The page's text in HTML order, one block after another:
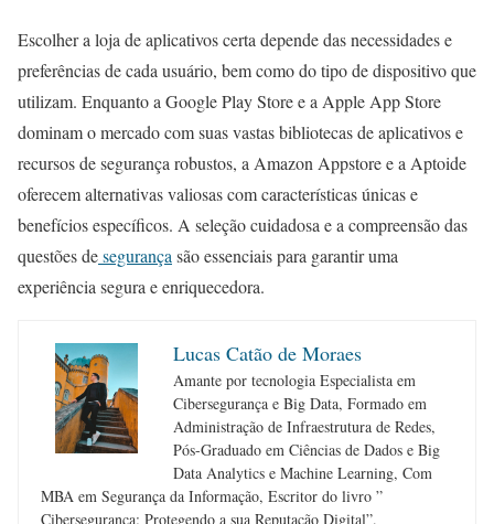
Escolher a loja de aplicativos certa depende das necessidades e
preferências de cada usuário, bem como do tipo de dispositivo que
utilizam. Enquanto a Google Play Store e a Apple App Store
dominam o mercado com suas vastas bibliotecas de aplicativos e
recursos de segurança robustos, a Amazon Appstore e a Aptoide
oferecem alternativas valiosas com características únicas e
benefícios específicos. A seleção cuidadosa e a compreensão das
questões desegurança são essenciais para garantir uma
experiência segura e enriquecedora.
Lucas Catão de Moraes
Amante por tecnologia Especialista em
Cibersegurança e Big Data, Formado em
Administração de Infraestrutura de Redes,
Pós-Graduado em Ciências de Dados e Big
Data Analytics e Machine Learning, Com
MBA em Segurança da Informação, Escritor do livro ”
Cibersegurança: Protegendo a sua Reputação Digital”.